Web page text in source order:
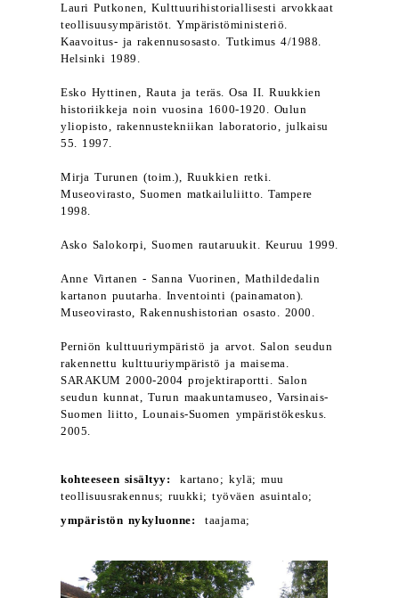
Lauri Putkonen, Kulttuurihistoriallisesti arvokkaat
teollisuusympäristöt. Ympäristöministeriö.
Kaavoitus- ja rakennusosasto. Tutkimus 4/1988.
Helsinki 1989.
Esko Hyttinen, Rauta ja teräs. Osa II. Ruukkien
historiikkeja noin vuosina 1600-1920. Oulun
yliopisto, rakennustekniikan laboratorio, julkaisu
55. 1997.
Mirja Turunen (toim.), Ruukkien retki.
Museovirasto, Suomen matkailuliitto. Tampere
1998.
Asko Salokorpi, Suomen rautaruukit. Keuruu 1999.
Anne Virtanen - Sanna Vuorinen, Mathildedalin
kartanon puutarha. Inventointi (painamaton).
Museovirasto, Rakennushistorian osasto. 2000.
Perniön kulttuuriympäristö ja arvot. Salon seudun
rakennettu kulttuuriympäristö ja maisema.
SARAKUM 2000-2004 projektiraportti. Salon
seudun kunnat, Turun maakuntamuseo, Varsinais-
Suomen liitto, Lounais-Suomen ympäristökeskus.
2005.
kohteeseen sisältyy: kartano; kylä; muu
teollisuusrakennus; ruukki; työväen asuintalo;
ympäristön nykyluonne: taajama;